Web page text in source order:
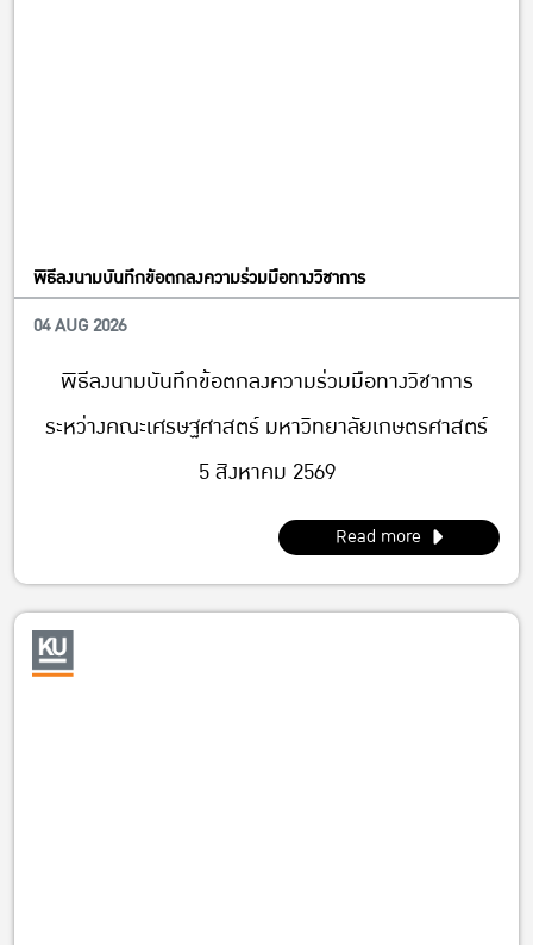
พิธีลงนามบันทึกข้อตกลงความร่วมมือทางวิชาการ
04 AUG 2026
พิธีลงนามบันทึกข้อตกลงความร่วมมือทางวิชาการ
ระหว่างคณะเศรษฐศาสตร์ มหาวิทยาลัยเกษตรศาสตร์
5 สิงหาคม 2569
Read more